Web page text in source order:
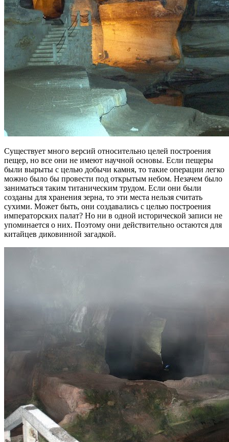
Существует много версий относительно целей построения
пещер, но все они не имеют научной основы. Если пещеры
были вырыты с целью добычи камня, то такие операции легко
можно было бы провести под открытым небом. Незачем было
заниматься таким титаническим трудом. Если они были
созданы для хранения зерна, то эти места нельзя считать
сухими. Может быть, они создавались с целью построения
императорских палат? Но ни в одной исторической записи не
упоминается о них. Поэтому они действительно остаются для
китайцев диковинной загадкой.